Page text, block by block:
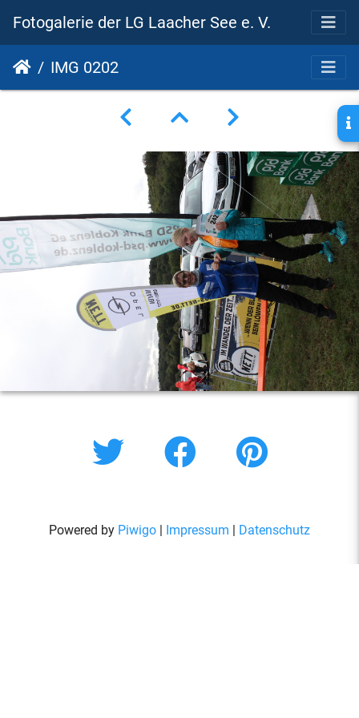
Fotogalerie der LG Laacher See e. V.
IMG 0202
Powered by Piwigo | Impressum | Datenschutz